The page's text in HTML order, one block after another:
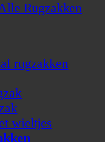
Rugzakken
rugzakken
wieltjes